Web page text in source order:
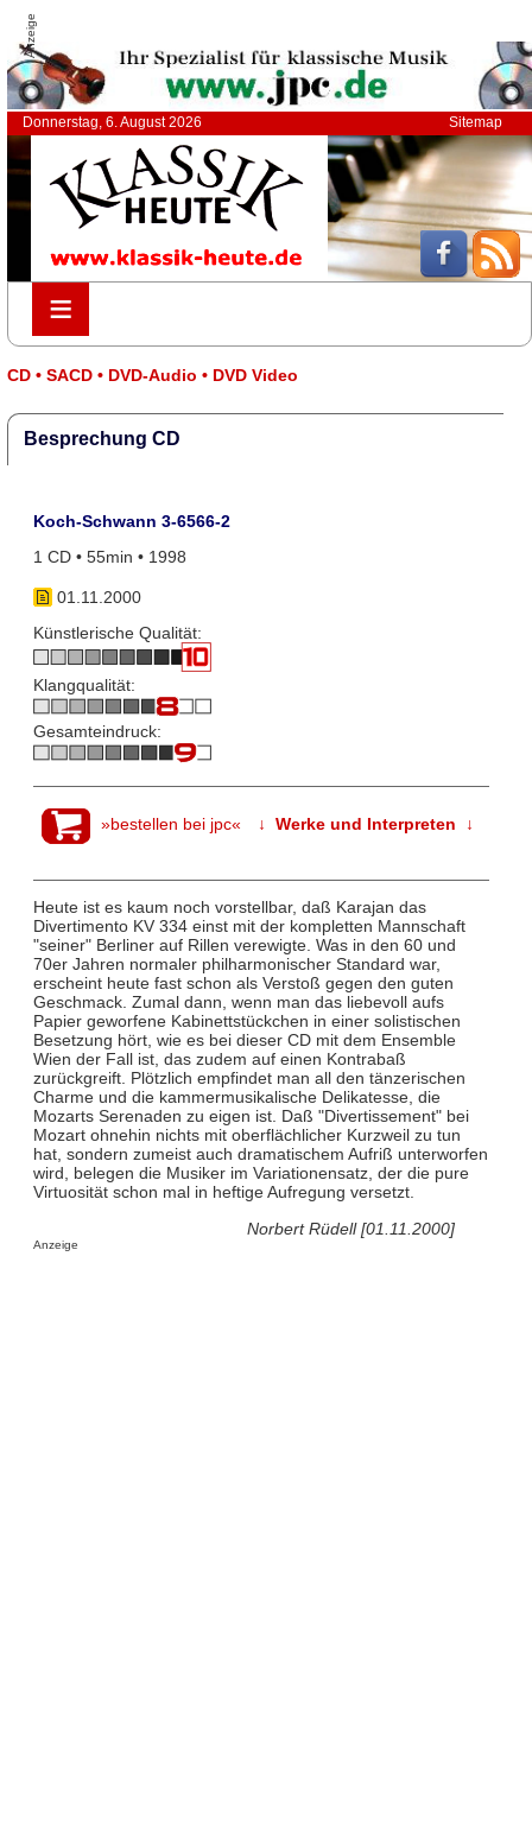
Anzeige
Donnerstag, 6. August 2026 Sitemap
≡
≡
CD • SACD • DVD-Audio • DVD Video
Besprechung CD
Koch-Schwann 3-6566-2
1 CD • 55min • 1998
01.11.2000
Künstlerische Qualität:
Klangqualität:
Gesamteindruck:
»bestellen bei jpc« ↓ Werke und Interpreten ↓
Heute ist es kaum noch vorstellbar, daß Karajan das
Divertimento KV 334 einst mit der kompletten Mannschaft
"seiner" Berliner auf Rillen verewigte. Was in den 60 und
70er Jahren normaler philharmonischer Standard war,
erscheint heute fast schon als Verstoß gegen den guten
Geschmack. Zumal dann, wenn man das liebevoll aufs
Papier geworfene Kabinettstückchen in einer solistischen
Besetzung hört, wie es bei dieser CD mit dem Ensemble
Wien der Fall ist, das zudem auf einen Kontrabaß
zurückgreift. Plötzlich empfindet man all den tänzerischen
Charme und die kammermusikalische Delikatesse, die
Mozarts Serenaden zu eigen ist. Daß "Divertissement" bei
Mozart ohnehin nichts mit oberflächlicher Kurzweil zu tun
hat, sondern zumeist auch dramatischem Aufriß unterworfen
wird, belegen die Musiker im Variationensatz, der die pure
Virtuosität schon mal in heftige Aufregung versetzt.
Norbert Rüdell [01.11.2000]
Anzeige